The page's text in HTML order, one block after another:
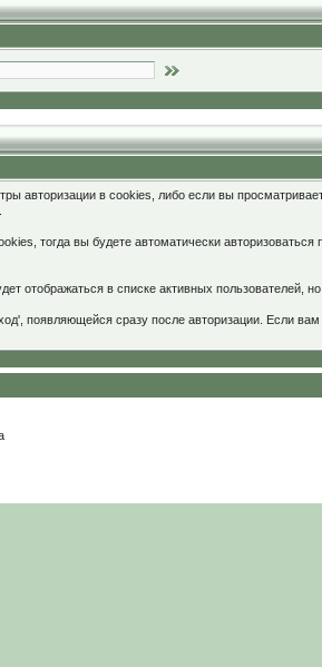
авторизации в cookies, либо если вы
тогда вы будете автоматически
отображаться в списке активных
появляющейся сразу после авторизации. Если